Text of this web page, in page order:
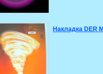
Накладка DER